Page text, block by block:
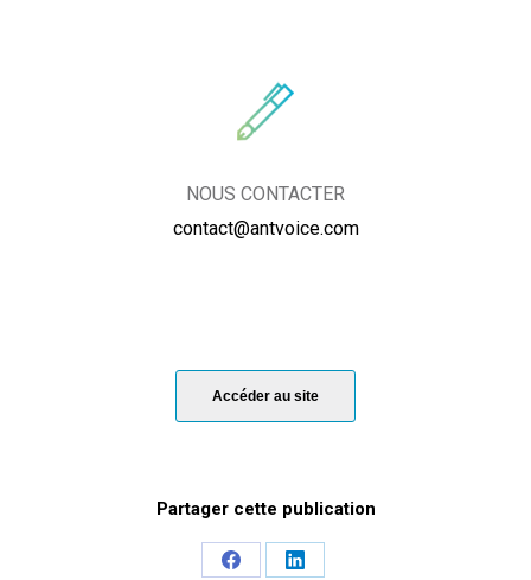
NOUS CONTACTER
contact@antvoice.com
Accéder au site